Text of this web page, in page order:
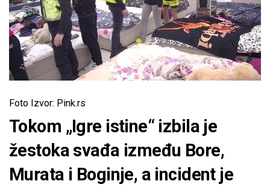
Foto Izvor: Pink.rs
Tokom „Igre istine“ izbila je
žestoka svađa između Bore,
Murata i Boginje, a incident je